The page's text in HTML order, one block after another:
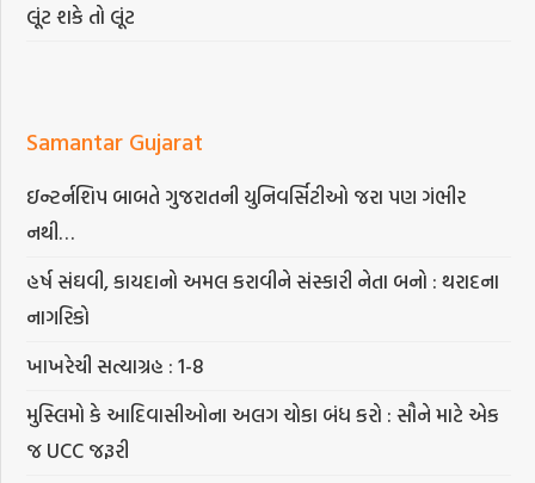
લૂંટ શકે તો લૂંટ
Samantar Gujarat
ઇન્ટર્નશિપ બાબતે ગુજરાતની યુનિવર્સિટીઓ જરા પણ ગંભીર
નથી…
હર્ષ સંઘવી, કાયદાનો અમલ કરાવીને સંસ્કારી નેતા બનો : થરાદના
નાગરિકો
ખાખરેચી સત્યાગ્રહ : 1-8
મુસ્લિમો કે આદિવાસીઓના અલગ ચોકા બંધ કરો : સૌને માટે એક
જ UCC જરૂરી